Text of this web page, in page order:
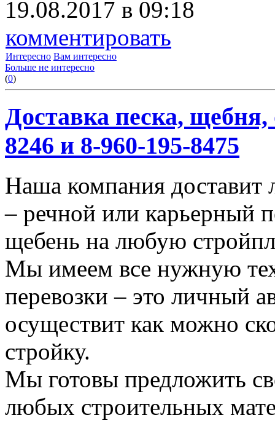
19.08.2017 в 09:18
комментировать
Интересно Вам интересно
Больше не интересно
(0)
Доставка песка, щебня,
8246 и 8-960-195-8475
Наша компания доставит
– речной или карьерный
щебень на любую
Мы имеем все нужную
перевозки – это личный
осуществит как можно
стройку.
Мы готовы предложить
любых строительных